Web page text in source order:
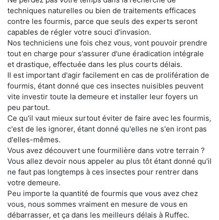
techniques naturelles ou bien de traitements efficaces
contre les fourmis, parce que seuls des experts seront
capables de régler votre souci d'invasion.
Nos techniciens une fois chez vous, vont pouvoir prendre
tout en charge pour s'assurer d'une éradication intégrale
et drastique, effectuée dans les plus courts délais.
Il est important d'agir facilement en cas de prolifération de
fourmis, étant donné que ces insectes nuisibles peuvent
vite investir toute la demeure et installer leur foyers un
peu partout.
Ce qu'il vaut mieux surtout éviter de faire avec les fourmis,
c'est de les ignorer, étant donné qu'elles ne s'en iront pas
d'elles-mêmes.
Vous avez découvert une fourmilière dans votre terrain ?
Vous allez devoir nous appeler au plus tôt étant donné qu'il
ne faut pas longtemps à ces insectes pour rentrer dans
votre demeure.
Peu importe la quantité de fourmis que vous avez chez
vous, nous sommes vraiment en mesure de vous en
débarrasser, et ça dans les meilleurs délais à Ruffec.